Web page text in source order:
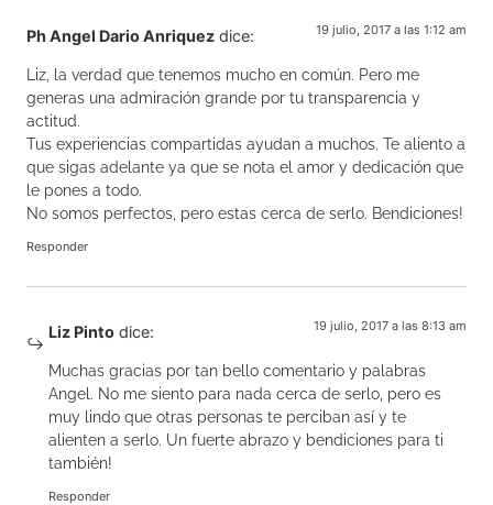
Ph Angel Dario Anriquez dice: 19 julio, 2017 a las 1:12 am
Liz, la verdad que tenemos mucho en común. Pero me
generas una admiración grande por tu transparencia y
actitud.
Tus experiencias compartidas ayudan a muchos. Te aliento a
que sigas adelante ya que se nota el amor y dedicación que
le pones a todo.
No somos perfectos, pero estas cerca de serlo. Bendiciones!
Responder
Liz Pinto dice: 19 julio, 2017 a las 8:13 am
Muchas gracias por tan bello comentario y palabras
Angel. No me siento para nada cerca de serlo, pero es
muy lindo que otras personas te perciban así y te
alienten a serlo. Un fuerte abrazo y bendiciones para ti
también!
Responder